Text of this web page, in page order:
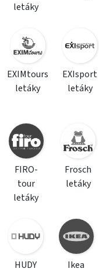
letáky
EXIMtours
letáky
EXIsport
letáky
FIRO-
tour
letáky
Frosch
letáky
HUDY
Ikea